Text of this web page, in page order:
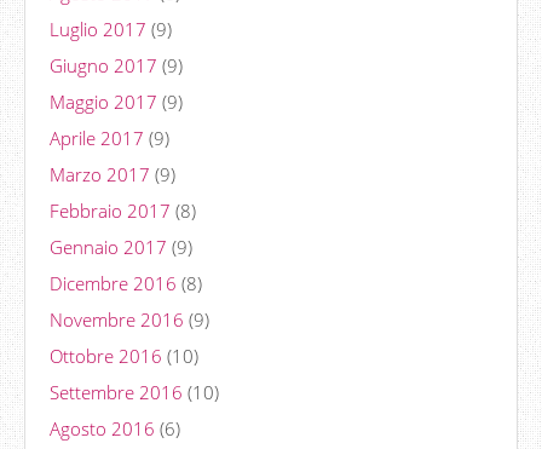
Luglio 2017 (9)
Giugno 2017 (9)
Maggio 2017 (9)
Aprile 2017 (9)
Marzo 2017 (9)
Febbraio 2017 (8)
Gennaio 2017 (9)
Dicembre 2016 (8)
Novembre 2016 (9)
Ottobre 2016 (10)
Settembre 2016 (10)
Agosto 2016 (6)